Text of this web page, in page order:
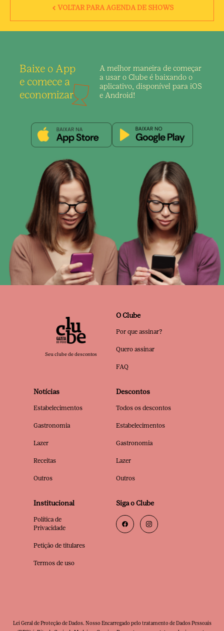
VOLTAR PARA AGENDA DE SHOWS
Baixe o App
e comece a
economizar
A melhor maneira de começar
a usar o Clube é baixando o
aplicativo, disponível para iOS
e Android!
Seu clube de descontos
O Clube
Por que assinar?
Quero assinar
FAQ
Notícias
Estabelecimentos
Gastronomia
Lazer
Receitas
Outros
Descontos
Todos os descontos
Estabelecimentos
Gastronomia
Lazer
Outros
Institucional
Política de
Privacidade
Petição de titulares
Termos de uso
Siga o Clube
Lei Geral de Proteção de Dados. Nosso Encarregado pelo tratamento de Dados Pessoais